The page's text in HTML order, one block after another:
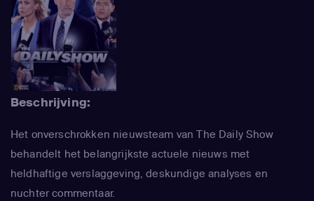
Beschrijving:
Het onverschrokken nieuwsteam van The Daily Show
behandelt het belangrijkste actuele nieuws met
heldhaftige verslaggeving, deskundige analyses en
nuchter commentaar.